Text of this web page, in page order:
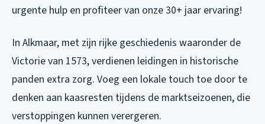
urgente hulp en profiteer van onze 30+ jaar ervaring!
In Alkmaar, met zijn rijke geschiedenis waaronder de
Victorie van 1573, verdienen leidingen in historische
panden extra zorg. Voeg een lokale touch toe door te
denken aan kaasresten tijdens de marktseizoenen, die
verstoppingen kunnen verergeren.